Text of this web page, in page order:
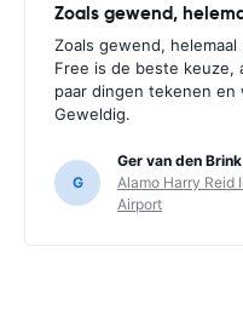
Zoals gewend,
Free is de beste keuze,
paar dingen tekenen en
Geweldig.
G
Ger van den Brink
Alamo Harry Reid
Airport